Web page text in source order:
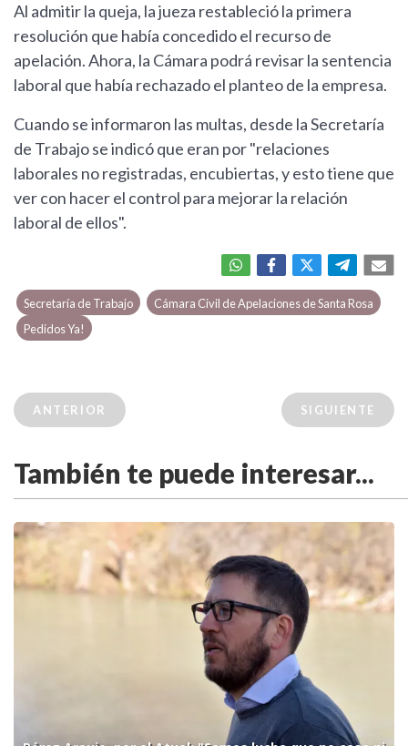
Al admitir la queja, la jueza restableció la primera
resolución que había concedido el recurso de
apelación. Ahora, la Cámara podrá revisar la sentencia
laboral que había rechazado el planteo de la empresa.
Cuando se informaron las multas, desde la Secretaría
de Trabajo se indicó que eran por "relaciones
laborales no registradas, encubiertas, y esto tiene que
ver con hacer el control para mejorar la relación
laboral de ellos".
Secretaría de Trabajo
Cámara Civil de Apelaciones de Santa Rosa
Pedidos Ya!
ANTERIOR SIGUIENTE
También te puede interesar...